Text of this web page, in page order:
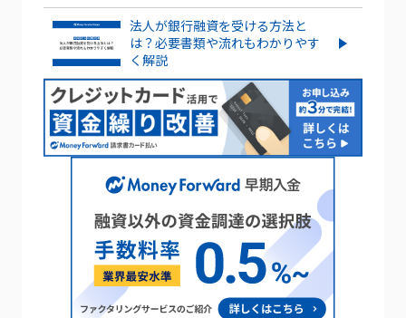
法人が銀行融資を受ける方法と
は？必要書類や流れもわかりやす
く解説